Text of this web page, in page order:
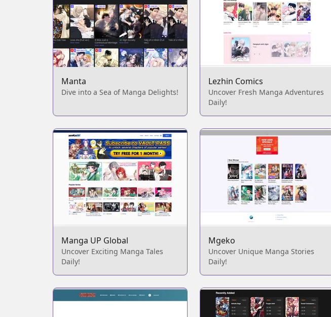
Manta
Dive into a Sea of Manga Delights!
Lezhin Comics
Uncover Fresh Manga Adventures
Daily!
Manga UP Global
Uncover Exciting Manga Tales
Daily!
Mgeko
Uncover Unique Manga Stories
Daily!